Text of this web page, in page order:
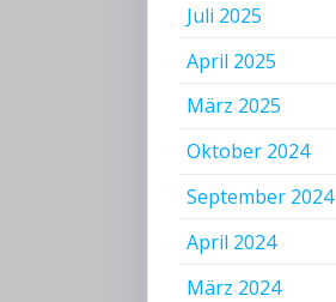
Juli 2025
April 2025
März 2025
Oktober 2024
September 2024
April 2024
März 2024